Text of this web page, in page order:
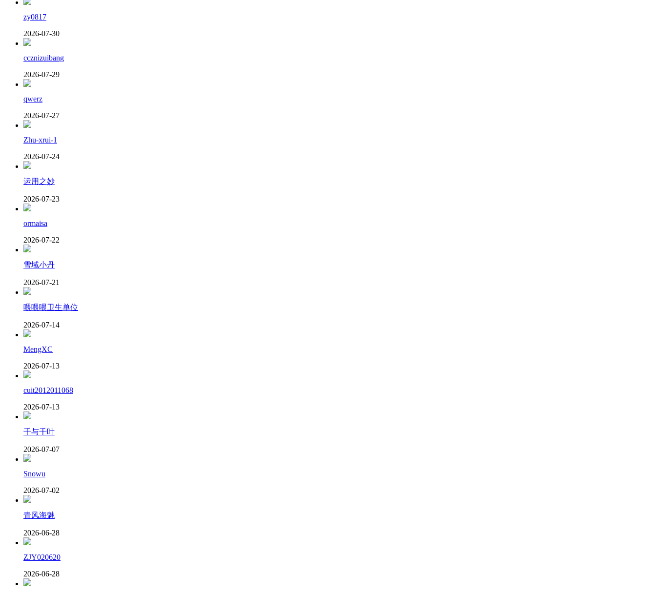
zy0817
2026-07-30
ccznizuibang
2026-07-29
qwerz
2026-07-27
Zhu-xrui-1
2026-07-24
运用之妙
2026-07-23
ormaisa
2026-07-22
雪域小丹
2026-07-21
喂喂喂卫生单位
2026-07-14
MengXC
2026-07-13
cuit2012011068
2026-07-13
千与千叶
2026-07-07
Snowu
2026-07-02
青风海魅
2026-06-28
ZJY020620
2026-06-28